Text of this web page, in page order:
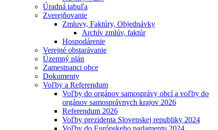
Úradná tabuľa
Zverejňovanie
Zmluvy, Faktúry, Objednávky
Archív zmlúv, faktúr
Hospodárenie
Verejné obstarávanie
Územný plán
Zamestnanci obce
Dokumenty
Voľby a Referendum
Voľby do orgánov samosprávy obcí a voľby do
orgánov samosprávnych krajov 2026
Referendum 2026
Voľby prezidenta Slovenskej republiky 2024
Voľby do Európskeho parlamentu 2024